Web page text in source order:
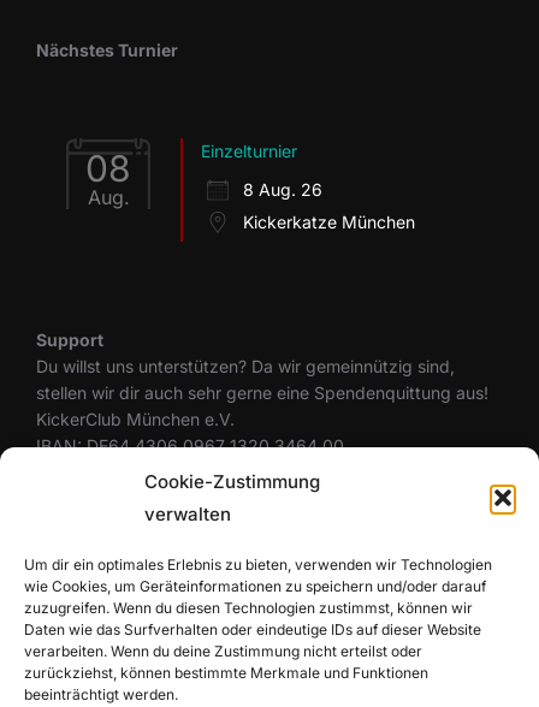
Cookie-Zustimmung
verwalten
Um dir ein optimales Erlebnis zu bieten, verwenden wir Technologien
wie Cookies, um Geräteinformationen zu speichern und/oder darauf
zuzugreifen. Wenn du diesen Technologien zustimmst, können wir
Daten wie das Surfverhalten oder eindeutige IDs auf dieser Website
verarbeiten. Wenn du deine Zustimmung nicht erteilst oder
zurückziehst, können bestimmte Merkmale und Funktionen
beeinträchtigt werden.
Nächstes Turnier
08
Aug.
Einzelturnier
8 Aug. 26
Kickerkatze München
Support
Du willst uns unterstützen? Da wir gemeinnützig sind,
stellen wir dir auch sehr gerne eine Spendenquittung aus!
KickerClub München e.V.
IBAN: DE64 4306 0967 1320 3464 00
BIC: GENODEM1GLS
Rechtliches
Datenschutzerklärung
Cookie-Richtlinie (EU)
Haftungsausschluss
Impressum